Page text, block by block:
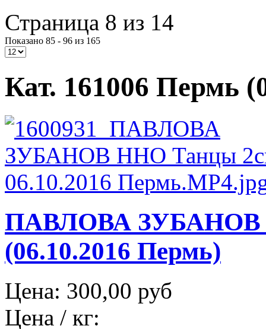
Страница 8 из 14
Показано 85 - 96 из 165
Кат. 161006 Пермь
ПАВЛОВА ЗУБАНОВ
(06.10.2016 Пермь)
Цена: 300,00 руб
Цена / кг: